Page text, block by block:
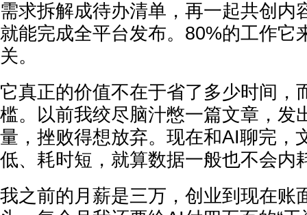
需求拆解成待办清单，再一起共创内
就能完成全平台发布。80%的工作它
关。
它真正的价值不在于省了多少时间，
槛。以前我绞尽脑汁憋一篇文章，发
量，挫败得想放弃。现在和AI聊完，
低、耗时短，就算数据一般也不会内
我之前的月薪是三万，创业到现在账